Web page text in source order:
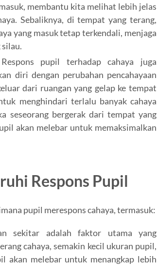
membantu kita melihat lebih jelas
Sebaliknya, di tempat yang terang,
yang masuk tetap terkendali, menjaga
Respons pupil terhadap cahaya juga
diri dengan perubahan pencahayaan
dari ruangan yang gelap ke tempat
menghindari terlalu banyak cahaya
seseorang bergerak dari tempat yang
akan melebar untuk memaksimalkan
Respons Pupil
pupil merespons cahaya, termasuk:
sekitar adalah faktor utama yang
cahaya, semakin kecil ukuran pupil,
akan melebar untuk menangkap lebih